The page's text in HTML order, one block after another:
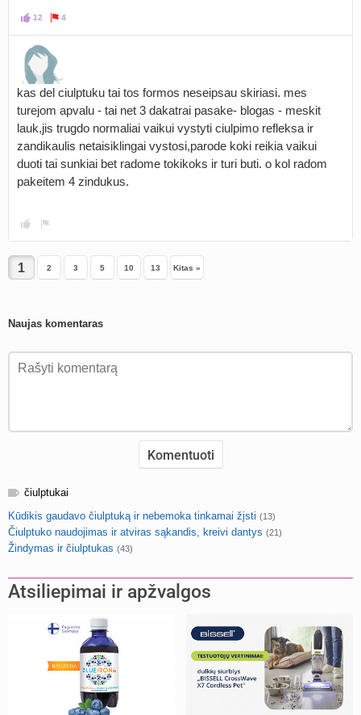
12 4
kas del ciulptuku tai tos formos neseipsau skiriasi. mes
turejom apvalu - tai net 3 dakatrai pasake- blogas - meskit
lauk,jis trugdo normaliai vaikui vystyti ciulpimo refleksa ir
zandikaulis netaisiklingai vystosi,parode koki reikia vaikui
duoti tai sunkiai bet radome tokikoks ir turi buti. o kol radom
pakeitem 4 zindukus.
2 3 5 10 13 Kitas »
Naujas komentaras
čiulptukai
Kūdikis gaudavo čiulptuką ir nebemoka tinkamai žįsti (13)
Čiulptuko naudojimas ir atviras sąkandis, kreivi dantys (21)
Žindymas ir čiulptukas (43)
Atsiliepimai ir apžvalgos